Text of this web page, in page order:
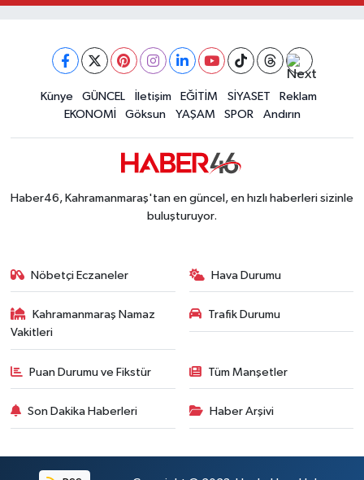
09:04 |Kahramanmaraş'taki Okul Saldırısı TBMM
Kahramanmaraş'ta Pusula Maraş Eğitim
Kahramanmaraş'ta Tarım İçin Su Seferberliği
20:02 |Kahramanmaraş'ta 5 Kilometrelik Yolda Sıcak
Künye GÜNCEL İletişim EĞİTİM SİYASET
Reklam
EKONOMİ
Göksun YAŞAM SPOR Andırın
Haber46, Kahramanmaraş'tan en güncel, en hızlı haberleri sizinle
buluşturuyor.
Nöbetçi Eczaneler Hava Durumu
Kahramanmaraş Namaz
Vakitleri
Trafik Durumu
Puan Durumu ve Fikstür Tüm Manşetler
Son Dakika Haberleri Haber Arşivi